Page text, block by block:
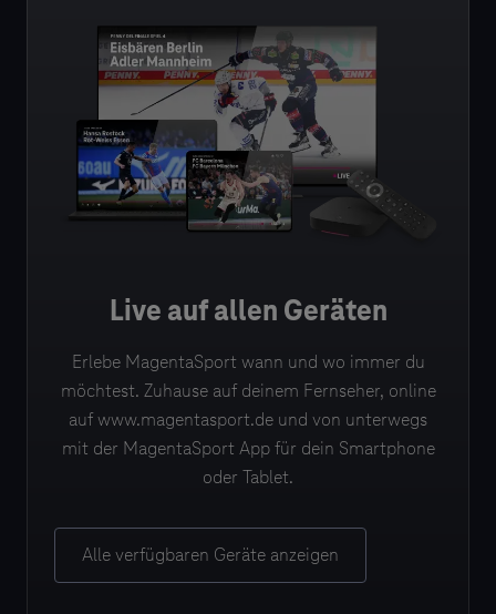
Live auf allen Geräten
Erlebe MagentaSport wann und wo immer du
möchtest. Zuhause auf deinem Fernseher, online
auf www.magentasport.de und von unterwegs
mit der MagentaSport App für dein Smartphone
oder Tablet.
Alle verfügbaren Geräte anzeigen